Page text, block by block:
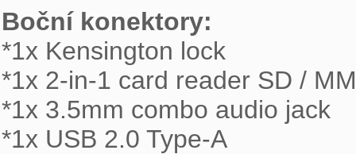
Boční konektory:
*1x Kensington lock
*1x 2-in-1 card reader SD /
*1x 3.5mm combo audio jack
*1x USB 2.0 Type-A